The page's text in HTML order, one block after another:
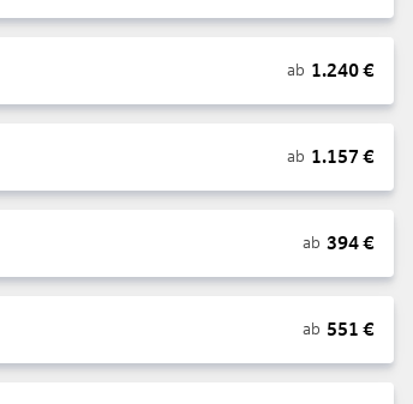
ab 1.240€
ab 1.157 €
ab 394€
ab 551 €